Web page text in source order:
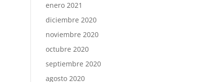
enero 2021
diciembre 2020
noviembre 2020
octubre 2020
septiembre 2020
agosto 2020